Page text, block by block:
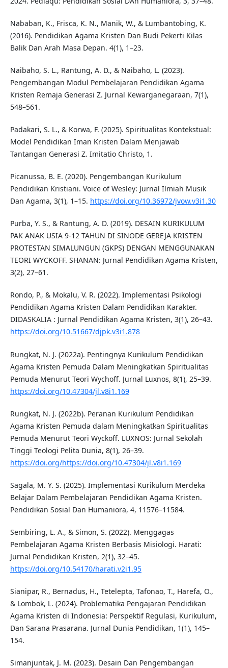
Nababan, K., Frisca, K. N., Manik, W., & Lumbantobing, K.
(2016). Pendidikan Agama Kristen Dan Budi Pekerti Kilas
Balik Dan Arah Masa Depan. 4(1), 1–23.
Naibaho, S. L., Rantung, A. D., & Naibaho, L. (2023).
Pengembangan Modul Pembelajaran Pendidikan Agama
Kristen Remaja Generasi Z. Jurnal Kewarganegaraan, 7(1),
548–561.
Padakari, S. L., & Korwa, F. (2025). Spiritualitas Kontekstual:
Model Pendidikan Iman Kristen Dalam Menjawab
Tantangan Generasi Z. Imitatio Christo, 1.
Picanussa, B. E. (2020). Pengembangan Kurikulum
Pendidikan Kristiani. Voice of Wesley: Jurnal Ilmiah Musik
Dan Agama, 3(1), 1–15. https://doi.org/10.36972/jvow.v3i1.30
Purba, Y. S., & Rantung, A. D. (2019). DESAIN KURIKULUM
PAK ANAK USIA 9-12 TAHUN DI SINODE GEREJA KRISTEN
PROTESTAN SIMALUNGUN (GKPS) DENGAN MENGGUNAKAN
TEORI WYCKOFF. SHANAN: Jurnal Pendidikan Agama Kristen,
3(2), 27–61.
Rondo, P., & Mokalu, V. R. (2022). Implementasi Psikologi
Pendidikan Agama Kristen Dalam Pendidikan Karakter.
DIDASKALIA : Jurnal Pendidikan Agama Kristen, 3(1), 26–43.
https://doi.org/10.51667/djpk.v3i1.878
Rungkat, N. J. (2022a). Pentingnya Kurikulum Pendidikan
Agama Kristen Pemuda Dalam Meningkatkan Spiritualitas
Pemuda Menurut Teori Wychoff. Jurnal Luxnos, 8(1), 25–39.
https://doi.org/10.47304/jl.v8i1.169
Rungkat, N. J. (2022b). Peranan Kurikulum Pendidikan
Agama Kristen Pemuda dalam Meningkatkan Spiritualitas
Pemuda Menurut Teori Wyckoff. LUXNOS: Jurnal Sekolah
Tinggi Teologi Pelita Dunia, 8(1), 26–39.
https://doi.org/https://doi.org/10.47304/jl.v8i1.169
Sagala, M. Y. S. (2025). Implementasi Kurikulum Merdeka
Belajar Dalam Pembelajaran Pendidikan Agama Kristen.
Pendidikan Sosial Dan Humaniora, 4, 11576–11584.
Sembiring, L. A., & Simon, S. (2022). Menggagas
Pembelajaran Agama Kristen Berbasis Misiologi. Harati:
Jurnal Pendidikan Kristen, 2(1), 32–45.
https://doi.org/10.54170/harati.v2i1.95
Sianipar, R., Bernadus, H., Tetelepta, Tafonao, T., Harefa, O.,
& Lombok, L. (2024). Problematika Pengajaran Pendidikan
Agama Kristen di Indonesia: Perspektif Regulasi, Kurikulum,
Dan Sarana Prasarana. Jurnal Dunia Pendidikan, 1(1), 145–
154.
Simanjuntak, J. M. (2023). Desain Dan Pengembangan